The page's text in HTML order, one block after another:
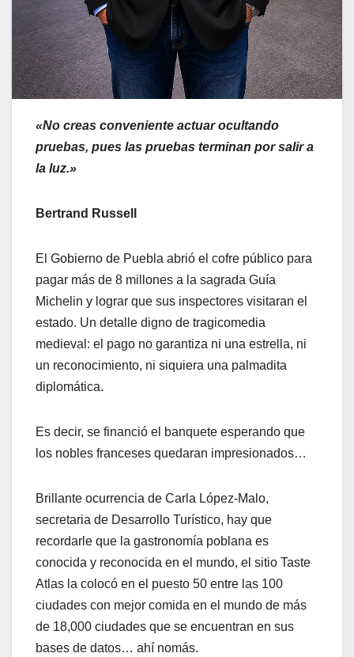
«No creas conveniente actuar ocultando
pruebas, pues las pruebas terminan por salir a
la luz.»
Bertrand Russell
El Gobierno de Puebla abrió el cofre público para
pagar más de 8 millones a la sagrada Guía
Michelin y lograr que sus inspectores visitaran el
estado. Un detalle digno de tragicomedia
medieval: el pago no garantiza ni una estrella, ni
un reconocimiento, ni siquiera una palmadita
diplomática.
Es decir, se financió el banquete esperando que
los nobles franceses quedaran impresionados…
Brillante ocurrencia de Carla López-Malo,
secretaria de Desarrollo Turístico, hay que
recordarle que la gastronomía poblana es
conocida y reconocida en el mundo, el sitio Taste
Atlas la colocó en el puesto 50 entre las 100
ciudades con mejor comida en el mundo de más
de 18,000 ciudades que se encuentran en sus
bases de datos… ahí nomás.